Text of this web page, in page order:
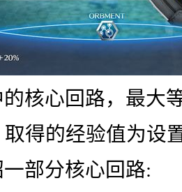
核心回路，最大
得的经验值为设
部分核心回路: